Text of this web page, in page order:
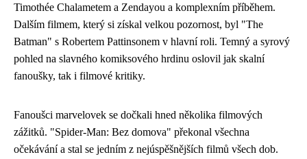
Timothée Chalametem a Zendayou a komplexním příběhem.
Dalším filmem, který si získal velkou pozornost, byl "The
Batman" s Robertem Pattinsonem v hlavní roli. Temný a syrový
pohled na slavného komiksového hrdinu oslovil jak skalní
fanoušky, tak i filmové kritiky.
Fanoušci marvelovek se dočkali hned několika filmových
zážitků. "Spider-Man: Bez domova" překonal všechna
očekávání a stal se jedním z nejúspěšnějších filmů všech dob.